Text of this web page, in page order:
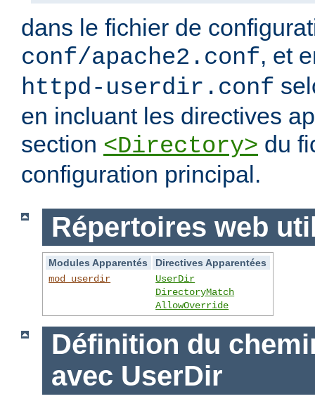
dans le fichier de
conf/apache2.conf, et
httpd-userdir.conf
en incluant les directives
section <Directory> du
configuration principal.
Répertoires web
Modules Apparentés
Directives Apparentées
mod_userdir
UserDir
DirectoryMatch
AllowOverride
Définition du
avec UserDir